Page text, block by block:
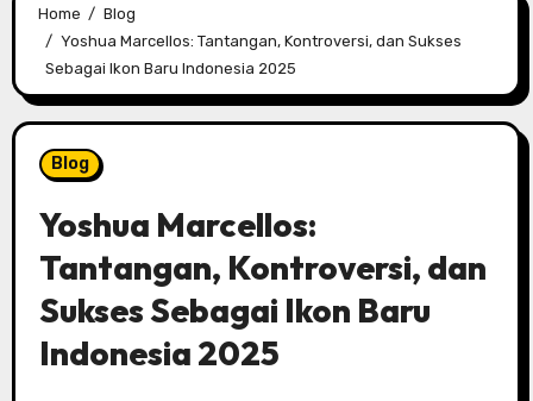
Home
Blog
Yoshua Marcellos: Tantangan, Kontroversi, dan Sukses
Sebagai Ikon Baru Indonesia 2025
Blog
Yoshua Marcellos:
Tantangan, Kontroversi, dan
Sukses Sebagai Ikon Baru
Indonesia 2025